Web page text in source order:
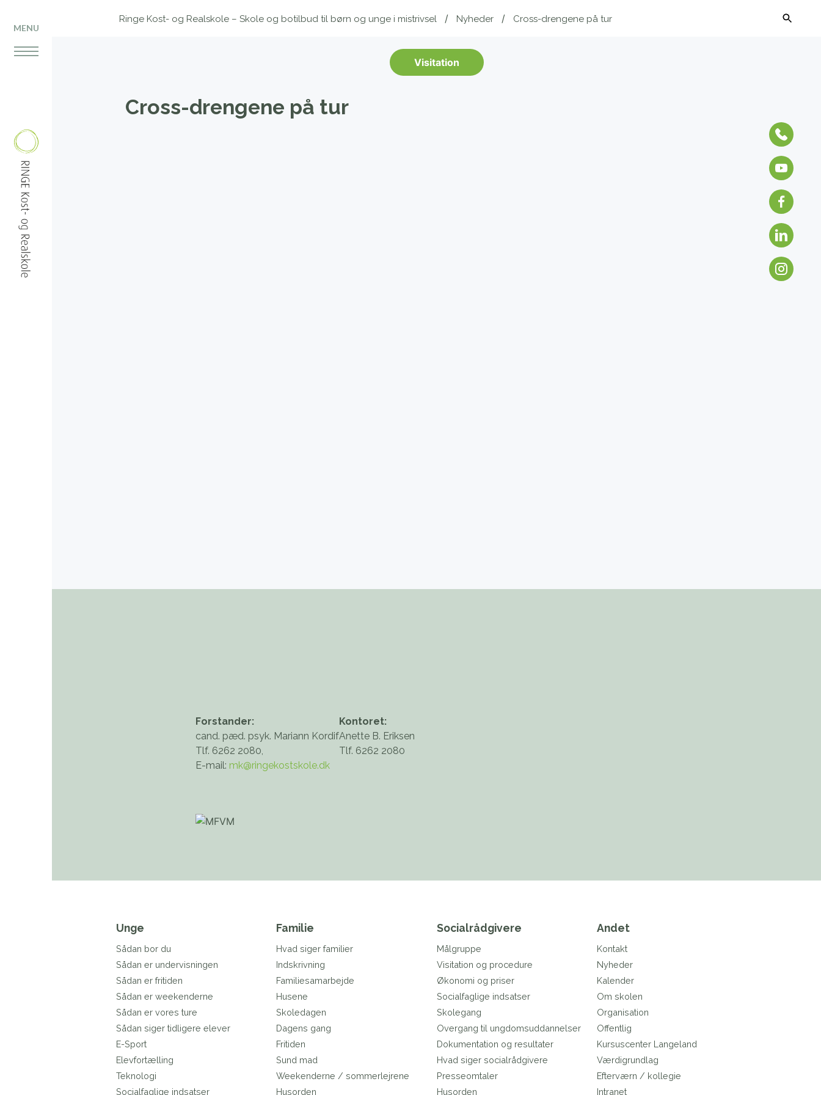
MENU
Ringe Kost- og Realskole – Skole og botilbud til børn og unge i mistrivsel Nyheder Cross-drengene på tur
Visitation
Cross-drengene på tur
Forstander:
cand. pæd. psyk. Mariann Kordif
Tlf. 6262 2080,
E-mail: mk@ringekostskole.dk
Kontoret:
Anette B. Eriksen
Tlf. 6262 2080
Unge
Sådan bor du
Sådan er undervisningen
Sådan er fritiden
Sådan er weekenderne
Sådan er vores ture
Sådan siger tidligere elever
E-Sport
Elevfortælling
Teknologi
Socialfaglige indsatser
Familie
Hvad siger familier
Indskrivning
Familiesamarbejde
Husene
Skoledagen
Dagens gang
Fritiden
Sund mad
Weekenderne / sommerlejrene
Husorden
Socialrådgivere
Målgruppe
Visitation og procedure
Økonomi og priser
Socialfaglige indsatser
Skolegang
Overgang til ungdomsuddannelser
Dokumentation og resultater
Hvad siger socialrådgivere
Presseomtaler
Husorden
Andet
Kontakt
Nyheder
Kalender
Om skolen
Organisation
Offentlig
Kursuscenter Langeland
Værdigrundlag
Efterværn / kollegie
Intranet